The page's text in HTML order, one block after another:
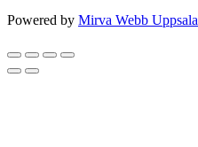
Powered by Mirva Webb Uppsala